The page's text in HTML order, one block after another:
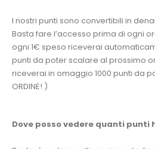
I nostri punti sono convertibili in
Basta fare l’accesso prima di ogni
ogni 1€ speso riceverai
punti da poter scalare al prossimo
riceverai in omaggio 1000 punti da
ORDINE! )
Dove posso vedere quanti punti